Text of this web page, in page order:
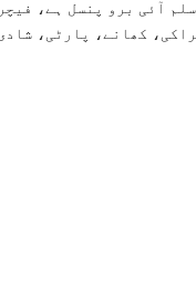
آئی برو پنسل ہے،
کھانے، پارٹی،